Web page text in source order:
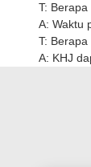
T:
A: Waktu
T:
A: KHJ